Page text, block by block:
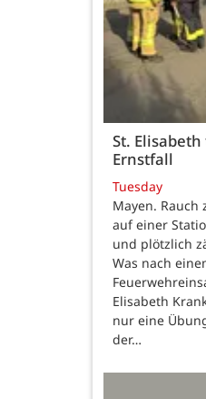
St.
Ernstfall
Tuesday
Mayen. Rauch
auf einer
und plötzlich
Was nach
Elisabeth
nur eine
der…